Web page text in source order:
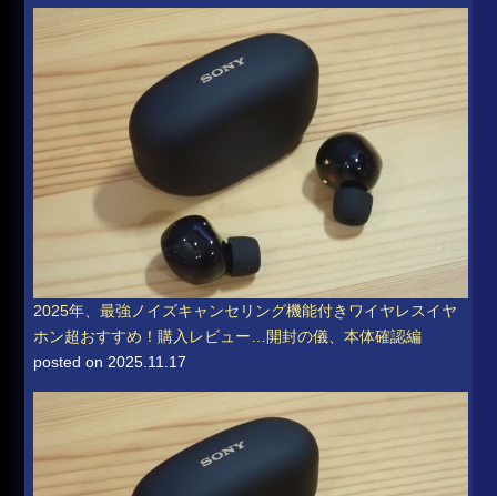
2025年、最強ノイズキャンセリング機能付きワイヤレスイヤ
ホン超おすすめ！購入レビュー…開封の儀、本体確認編
posted on 2025.11.17